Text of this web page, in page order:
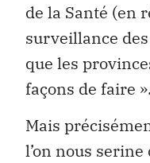
de la Santé (en
surveillance
que les
façons de faire ».
Mais
l’on nous